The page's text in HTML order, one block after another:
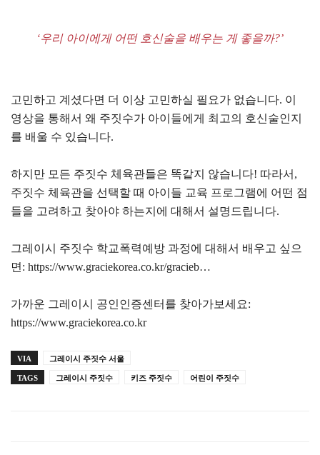
‘우리 아이에게 어떤 호신술을 배우는 게 좋을까?’
고민하고 계셨다면 더 이상 고민하실 필요가 없습니다. 이
영상을 통해서 왜 주짓수가 아이들에게 최고의 호신술인지
를 배울 수 있습니다.
하지만 모든 주짓수 체육관들은 똑같지 않습니다! 따라서,
주짓수 체육관을 선택할 때 아이들 교육 프로그램에 어떤 점
들을 고려하고 찾아야 하는지에 대해서 설명드립니다.
그레이시 주짓수 학교폭력예방 과정에 대해서 배우고 싶으
면: https://www.graciekorea.co.kr/gracieb…
가까운 그레이시 공인인증센터를 찾아가보세요:
https://www.graciekorea.co.kr
VIA 그레이시 주짓수 서울
TAGS 그레이시 주짓수 키즈 주짓수 어린이 주짓수